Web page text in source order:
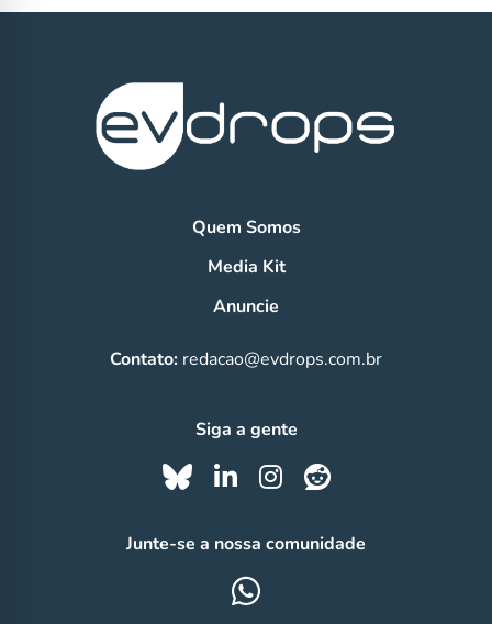
Quem Somos
Media Kit
Anuncie
Contato: redacao@evdrops.com.br
Siga a gente
Junte-se a nossa comunidade